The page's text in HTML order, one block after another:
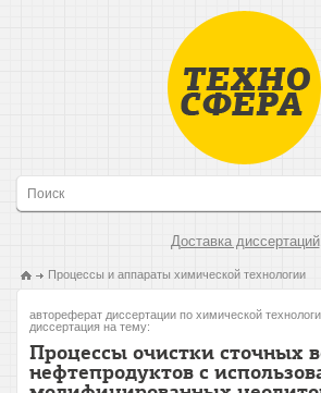
Доставка диссертаций
Процессы и аппараты химической технологии
автореферат диссертации по химической
диссертация на тему:
Процессы очистки сточных
нефтепродуктов с